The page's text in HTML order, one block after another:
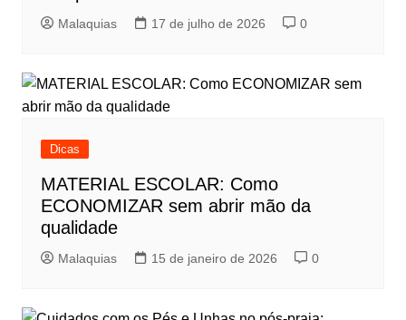
Malaquias 17 de julho de 2026 0
Dicas
MATERIAL ESCOLAR: Como
ECONOMIZAR sem abrir mão da
qualidade
Malaquias 15 de janeiro de 2026 0